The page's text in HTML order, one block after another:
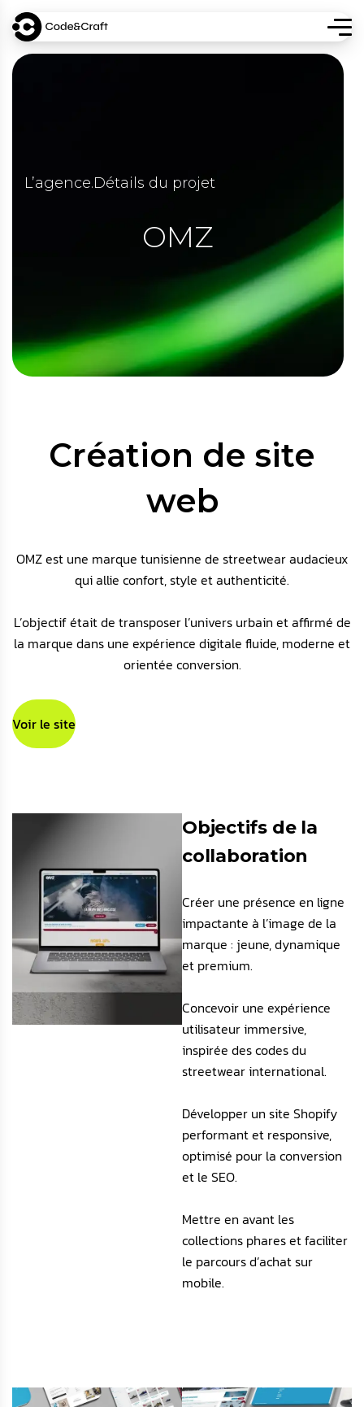
L’agence.Détails du projet
OMZ
Création de site
web
OMZ est une marque tunisienne de streetwear audacieux
qui allie confort, style et authenticité.
L’objectif était de transposer l’univers urbain et affirmé de
la marque dans une expérience digitale fluide, moderne et
orientée conversion.
Voir le site
Objectifs de la
collaboration
Créer une présence en ligne
impactante à l’image de la
marque : jeune, dynamique
et premium.
Concevoir une expérience
utilisateur immersive,
inspirée des codes du
streetwear international.
Développer un site Shopify
performant et responsive,
optimisé pour la conversion
et le SEO.
Mettre en avant les
collections phares et faciliter
le parcours d’achat sur
mobile.